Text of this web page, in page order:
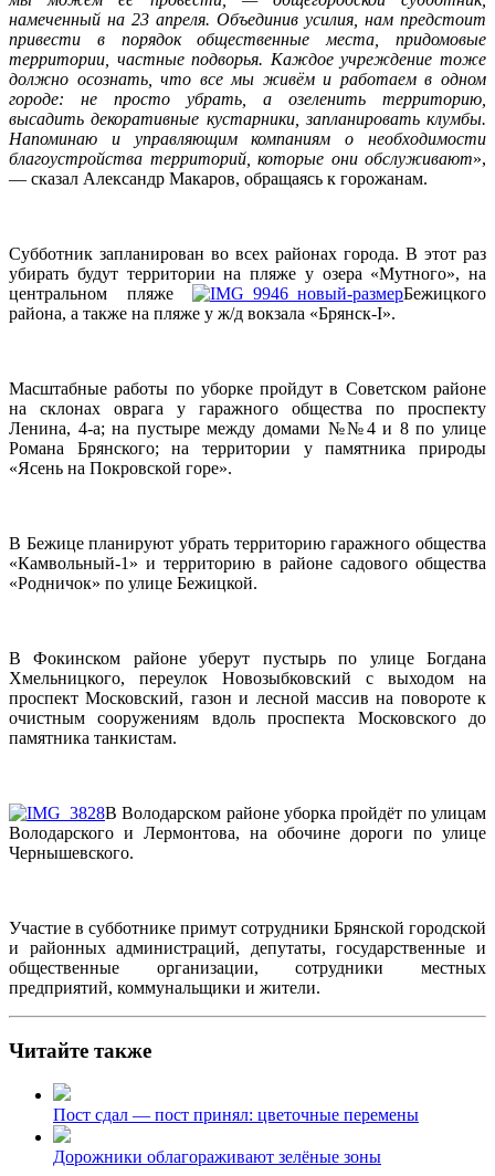
намеченный на 23 апреля. Объединив усилия, нам предстоит
привести в порядок общественные места, придомовые
территории, частные подворья. Каждое учреждение тоже
должно осознать, что все мы живём и работаем в одном
городе: не просто убрать, а озеленить территорию,
высадить декоративные кустарники, запланировать клумбы.
Напоминаю и управляющим компаниям о необходимости
благоустройства территорий, которые они обслуживают»,
— сказал Александр Макаров, обращаясь к горожанам.
Субботник запланирован во всех районах города. В этот раз
убирать будут территории на пляже у озера «Мутного», на
центральном пляже
Бежицкого
района, а также на пляже у ж/д вокзала «Брянск-I».
Масштабные работы по уборке пройдут в Советском районе
на склонах оврага у гаражного общества по проспекту
Ленина, 4-а; на пустыре между домами №№4 и 8 по улице
Романа Брянского; на территории у памятника природы
«Ясень на Покровской горе».
В Бежице планируют убрать территорию гаражного общества
«Камвольный-1» и территорию в районе садового общества
«Родничок» по улице Бежицкой.
В Фокинском районе уберут пустырь по улице Богдана
Хмельницкого, переулок Новозыбковский с выходом на
проспект Московский, газон и лесной массив на повороте к
очистным сооружениям вдоль проспекта Московского до
памятника танкистам.
В Володарском районе уборка пройдёт по улицам
Володарского и Лермонтова, на обочине дороги по улице
Чернышевского.
Участие в субботнике примут сотрудники Брянской городской
и районных администраций, депутаты, государственные и
общественные организации, сотрудники местных
предприятий, коммунальщики и жители.
Читайте также
Пост сдал — пост принял: цветочные перемены
Дорожники облагораживают зелёные зоны